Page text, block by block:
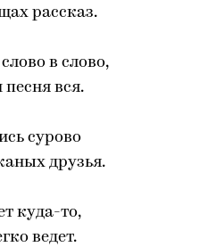
рассказ.
в слово,
вся.
сурово
друзья.
куда-то,
ведет.